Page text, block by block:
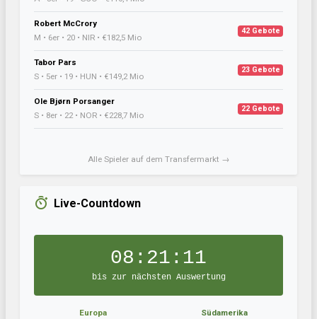
Robert McCrory
M • 6er • 20 • NIR • €182,5 Mio
42 Gebote
Tabor Pars
S • 5er • 19 • HUN • €149,2 Mio
23 Gebote
Ole Bjørn Porsanger
S • 8er • 22 • NOR • €228,7 Mio
22 Gebote
Alle Spieler auf dem Transfermarkt →
Live-Countdown
08:21:10
bis zur nächsten Auswertung
Europa
Südamerika